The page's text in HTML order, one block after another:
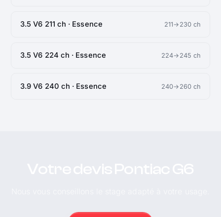
3.5 V6 211 ch · Essence 211→230 ch
3.5 V6 224 ch · Essence 224→245 ch
3.9 V6 240 ch · Essence 240→260 ch